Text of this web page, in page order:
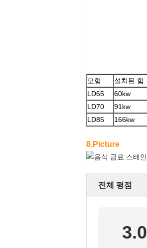
모형 설치된 힘
LD65
60kw
LD70
91kw
LD85
166kw
8.Picture
전체 평점
3.0